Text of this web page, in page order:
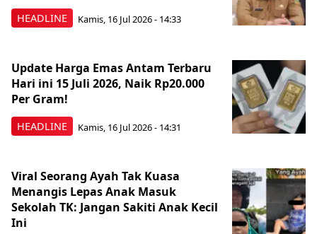
HEADLINE Kamis, 16 Jul 2026 - 14:33
HEADLINE
Update Harga Emas Antam Terbaru
Hari ini 15 Juli 2026, Naik Rp20.000
Per Gram!
Kamis, 16 Jul 2026 - 14:31
Viral Seorang Ayah Tak Kuasa
Menangis Lepas Anak Masuk
Sekolah TK: Jangan Sakiti Anak Kecil
Ini